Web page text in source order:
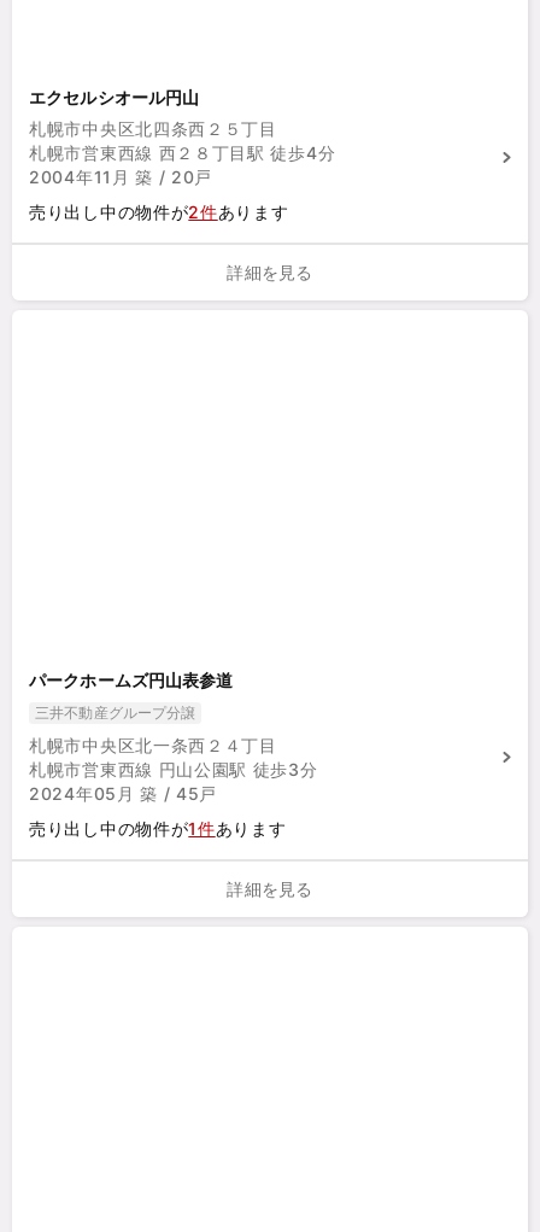
エクセルシオール円山
札幌市中央区北四条西２５丁目
札幌市営東西線 西２８丁目駅 徒歩4分
2004年11月 築 / 20戸
売り出し中の物件が2件あります
詳細を見る
パークホームズ円山表参道
三井不動産グループ分譲
札幌市中央区北一条西２４丁目
札幌市営東西線 円山公園駅 徒歩3分
2024年05月 築 / 45戸
売り出し中の物件が1件あります
詳細を見る